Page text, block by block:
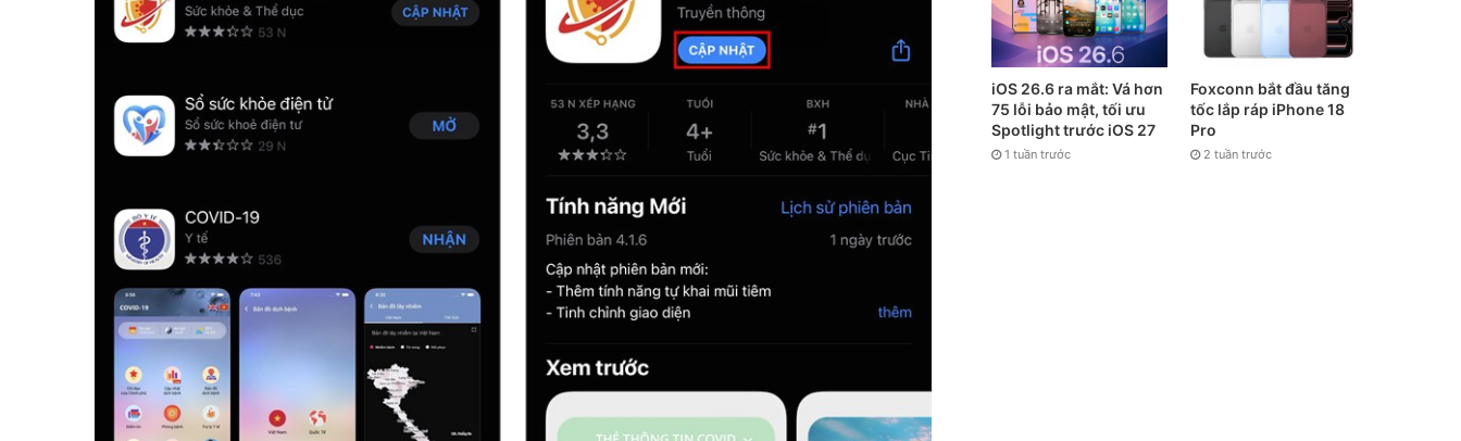
iOS 26.6 ra mắt: Vá hơn
75 lỗi bảo mật, tối ưu
Spotlight trước iOS 27
1 tuần trước
Foxconn bắt đầu tăng
tốc lắp ráp iPhone 18
Pro
2 tuần trước